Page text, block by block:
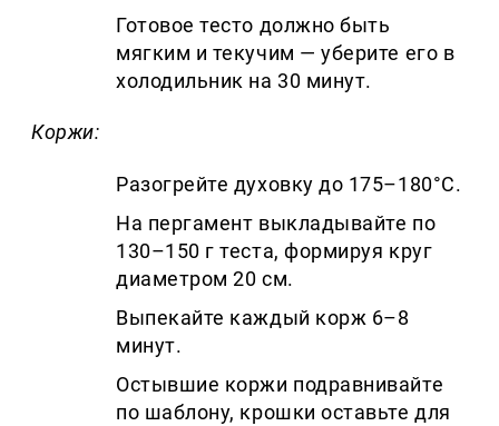
Готовое тесто должно быть
мягким и текучим — уберите его в
холодильник на 30 минут.
Коржи:
Разогрейте духовку до 175–180°C.
На пергамент выкладывайте по
130–150 г теста, формируя круг
диаметром 20 см.
Выпекайте каждый корж 6–8
минут.
Остывшие коржи подравнивайте
по шаблону, крошки оставьте для